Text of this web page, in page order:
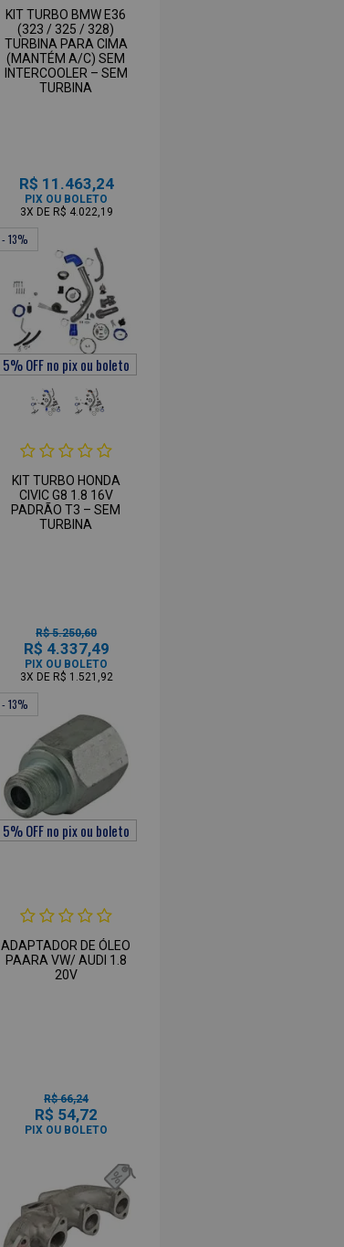
KIT TURBO BMW E36
(323 / 325 / 328)
TURBINA PARA CIMA
(MANTÉM A/C) SEM
INTERCOOLER – SEM
TURBINA
R$ 11.463,24
PIX OU BOLETO
3X DE R$ 4.022,19
- 13%
KIT TURBO HONDA
CIVIC G8 1.8 16V
PADRÃO T3 – SEM
TURBINA
R$ 5.250,60
R$ 4.337,49
PIX OU BOLETO
3X DE R$ 1.521,92
- 13%
ADAPTADOR DE ÓLEO
PAARA VW/ AUDI 1.8
20V
R$ 66,24
R$ 54,72
PIX OU BOLETO